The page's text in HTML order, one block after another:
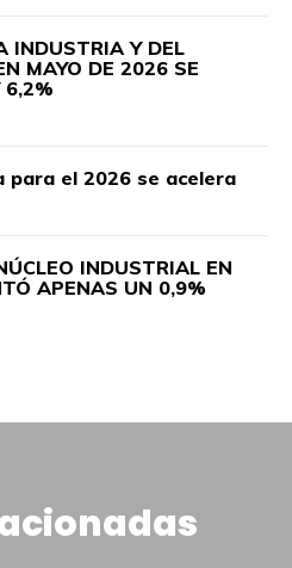
INDUSTRIA Y DEL
MAYO DE 2026 SE
6,2%
para el 2026 se acelera
INDUSTRIAL EN
APENAS UN 0,9%